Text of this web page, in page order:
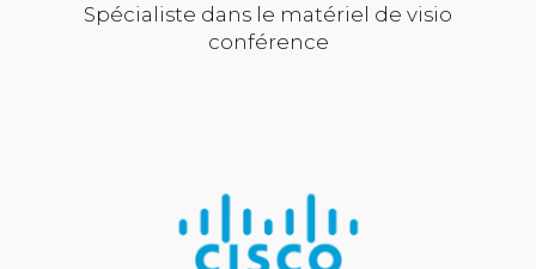
Spécialiste dans le matériel de visio
conférence